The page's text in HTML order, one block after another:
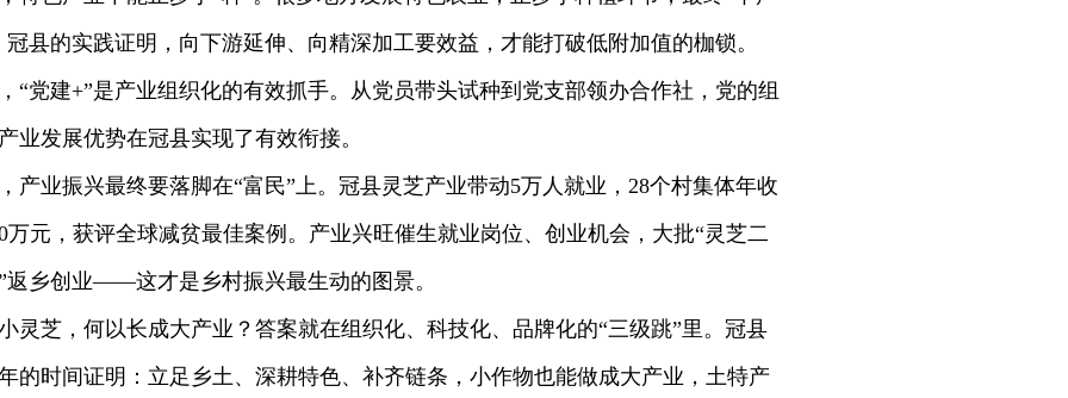
冠县的实践证明，向下游延伸、向精深加工要效益，才能打破低附加值的枷锁。
建+”是产业组织化的有效抓手。从党员带头试种到党支部领办合作社，党的组
业发展优势在冠县实现了有效衔接。
振兴最终要落脚在“富民”上。冠县灵芝产业带动5万人就业，28个村集体年收
万元，获评全球减贫最佳案例。产业兴旺催生就业岗位、创业机会，大批“灵芝二
返乡创业——这才是乡村振兴最生动的图景。
，何以长成大产业？答案就在组织化、科技化、品牌化的“三级跳”里。冠县
的时间证明：立足乡土、深耕特色、补齐链条，小作物也能做成大产业，土特产